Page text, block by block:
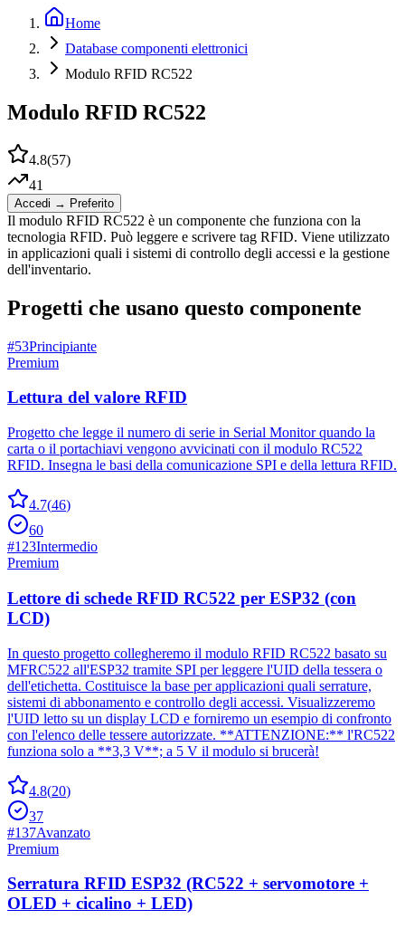
Home
Database componenti elettronici
Modulo RFID RC522
Modulo RFID RC522
4.8(57)
41
Accedi → Preferito
Il modulo RFID RC522 è un componente che funziona con la
tecnologia RFID. Può leggere e scrivere tag RFID. Viene utilizzato
in applicazioni quali i sistemi di controllo degli accessi e la gestione
dell'inventario.
Progetti che usano questo componente
#53Principiante
Premium
Lettura del valore RFID
Progetto che legge il numero di serie in Serial Monitor quando la
carta o il portachiavi vengono avvicinati con il modulo RC522
RFID. Insegna le basi della comunicazione SPI e della lettura RFID.
4.7(46)
60
#123Intermedio
Premium
Lettore di schede RFID RC522 per ESP32 (con
LCD)
In questo progetto collegheremo il modulo RFID RC522 basato su
MFRC522 all'ESP32 tramite SPI per leggere l'UID della tessera o
dell'etichetta. Costituisce la base per applicazioni quali serrature,
sistemi di abbonamento e controllo degli accessi. Visualizzeremo
l'UID letto su un display LCD e forniremo un esempio di confronto
con l'elenco delle tessere autorizzate. **ATTENZIONE:** l'RC522
funziona solo a **3,3 V**; a 5 V il modulo si brucerà!
4.8(20)
37
#137Avanzato
Premium
Serratura RFID ESP32 (RC522 + servomotore +
OLED + cicalino + LED)